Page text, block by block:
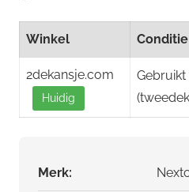
Winkel Conditie
2dekansje.com
Huidig
Gebruikt
Merk: